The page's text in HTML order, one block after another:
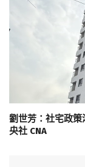
劉世芳：社宅政
央社 CNA